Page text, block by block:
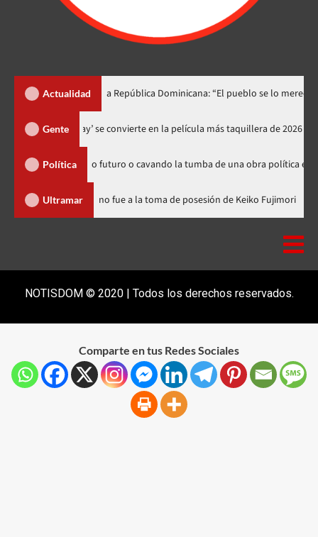
Actualidad
lo dedica a República Dominicana: “El pueblo se lo merece”
Gente
‘Spider-Man: Brand New Day’ se convierte en la película más taquillera
Política
sembrando futuro o cavando la tumba de una obra política exitosa”
UltramarLuis Abinader no fue a la toma de posesión de Keiko
NOTISDOM © 2020 | Todos los derechos reservados.
Comparte en tus Redes Sociales